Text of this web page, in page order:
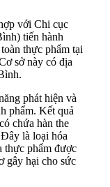
với Chi cục
tiến hành
thực phẩm tại
sở này có địa
phát hiện và
phẩm. Kết quả
chứa hàn the
là loại hóa
thực phẩm được
gây hại cho sức